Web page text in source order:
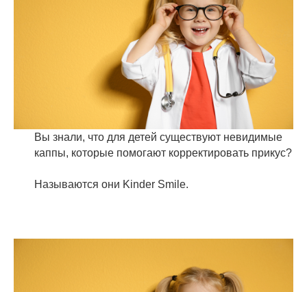
Вы знали, что для детей существуют невидимые
каппы, которые помогают корректировать прикус?
Называются они Kinder Smile.